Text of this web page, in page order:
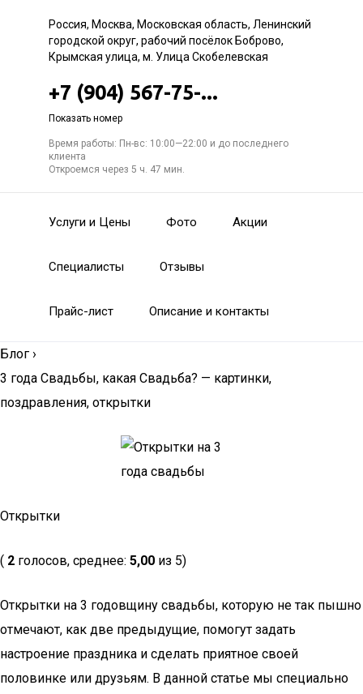
Россия, Москва, Московская область, Ленинский
городской округ, рабочий посёлок Боброво,
Крымская улица, м. Улица Скобелевская
+7 (904) 567-75-...
Показать номер
Время работы: Пн-вс: 10:00—22:00 и до последнего
клиента
Откроемся через 5 ч. 47 мин.
Услуги и Цены Фото Акции
Специалисты Отзывы
Прайс-лист Описание и контакты
Блог ›
3 года Свадьбы, какая Свадьба? — картинки,
поздравления, открытки
Открытки
( 2 голосов, среднее: 5,00 из 5)
Открытки на 3 годовщину свадьбы, которую не так пышно
отмечают, как две предыдущие, помогут задать
настроение праздника и сделать приятное своей
половинке или друзьям. В данной статье мы специально